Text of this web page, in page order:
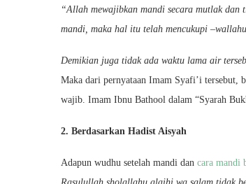
“Allah mewajibkan mandi secara mutlak dan
mandi, maka hal itu telah mencukupi
Demikian juga tidak ada waktu lama air
Maka dari pernyataan Imam Syafi’i tersebut,
wajib. Imam Ibnu Bathool dalam “Syarah
2. Berdasarkan Hadist Aisyah
Adapun wudhu setelah mandi dan cara mandi